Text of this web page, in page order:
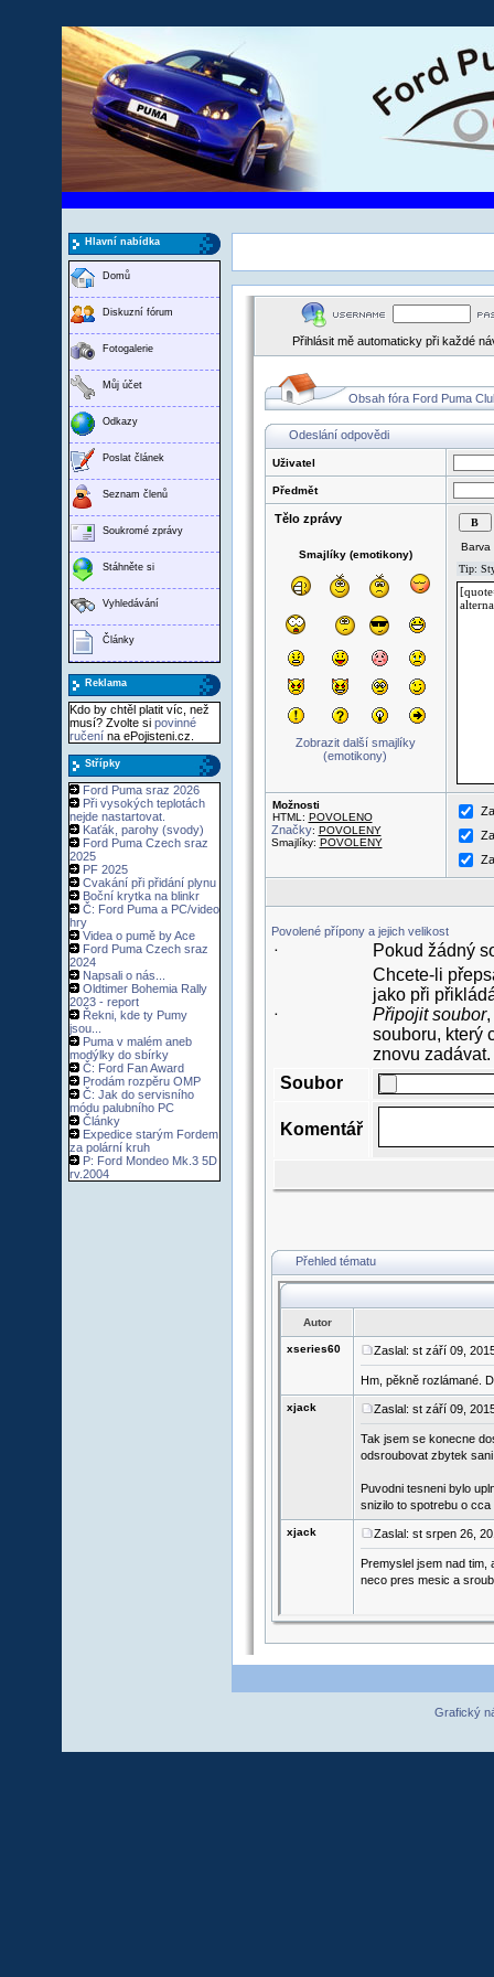
Hlavní nabídka
Domů
Diskuzní fórum
Fotogalerie
Můj účet
Odkazy
Poslat článek
Seznam členů
Soukromé zprávy
Stáhněte si
Vyhledávání
Články
Reklama
Kdo by chtěl platit víc, než
musí? Zvolte si povinné
ručenína ePojisteni.cz.
Střípky
Ford Puma sraz 2026
Při vysokých teplotách
nejde nastartovat.
Kaťák, parohy (svody)
Ford Puma Czech sraz
2025
PF 2025
Cvakání při přidání plynu
Boční krytka na blinkr
Č: Ford Puma a PC/video
hry
Videa o pumě by Ace
Ford Puma Czech sraz
2024
Napsali o nás...
Oldtimer Bohemia Rally
2023 - report
Řekni, kde ty Pumy
jsou...
Puma v malém aneb
modýlky do sbírky
Č: Ford Fan Award
Prodám rozpěru OMP
Č: Jak do servisního
módu palubního PC
Články
Expedice starým Fordem
za polární kruh
P: Ford Mondeo Mk.3 5D
rv.2004
Přihlásit mě automaticky při každé
Obsah fóra Ford Puma
Odeslání odpovědi
Uživatel
Předmět
Tělo zprávy
Smajlíky (emotikony)
Zobrazit další smajlíky
(emotikony)
Možnosti
HTML: POVOLENO
Značky: POVOLENY
Smajlíky: POVOLENY
Povolené přípony a jejich velikost
· Pokud žádný
·
Chcete-li
jako při
Připojit soubor,
souboru, který
znovu zadávat.
Soubor
Komentář
Přehled tématu
Grafický